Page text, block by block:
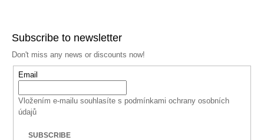
Subscribe to newsletter
Don't miss any news or discounts now!
Email
Vložením e-mailu souhlasíte s podmínkami ochrany osobních
údajů
SUBSCRIBE